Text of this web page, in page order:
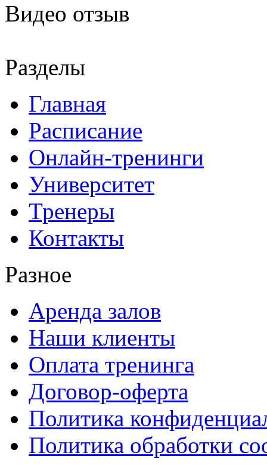
Видео отзыв
Разделы
Главная
Расписание
Онлайн-тренинги
Университет
Тренеры
Контакты
Разное
Аренда залов
Наши клиенты
Оплата тренинга
Договор-оферта
Политика
Политика обработки